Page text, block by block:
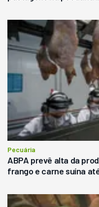
Pecuária
ABPA prevê alta da
frango e carne suína